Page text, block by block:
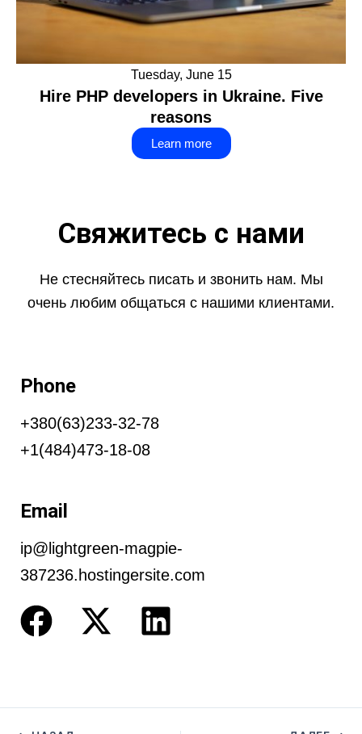
Tuesday, June 15
Hire PHP developers in Ukraine. Five
reasons
Learn more
Свяжитесь с нами
Не стесняйтесь писать и звонить нам. Мы
очень любим общаться с нашими клиентами.
Phone
+380(63)233-32-78
+1(484)473-18-08
Email
ip@lightgreen-magpie-
387236.hostingersite.com
F
e
X
w
L
k